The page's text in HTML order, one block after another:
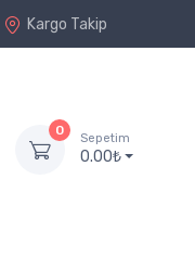
Kargo Takip
0
Sepetim
0.00₺